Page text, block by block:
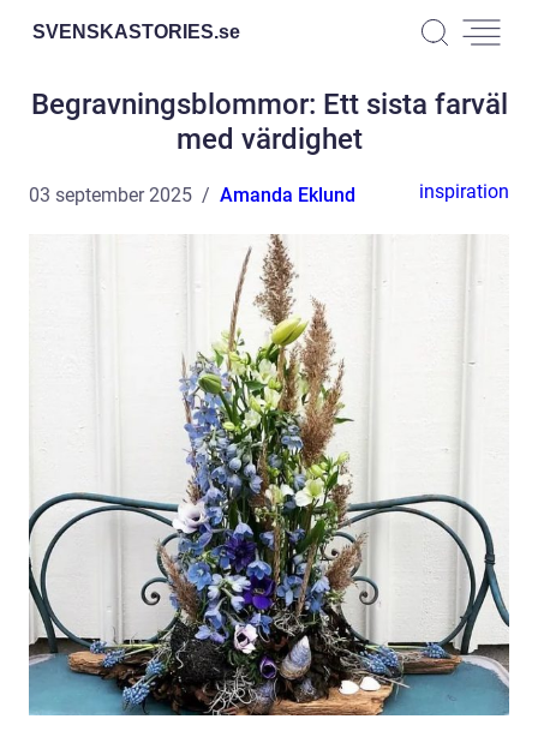
SVENSKASTORIES.se
Begravningsblommor: Ett sista farväl
med värdighet
03 september 2025 Amanda Eklund inspiration